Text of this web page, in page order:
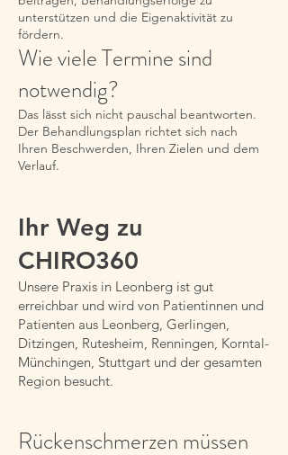
unterstützen und die Eigenaktivität zu
fördern.
Wie viele Termine sind
notwendig?
Das lässt sich nicht pauschal beantworten.
Der Behandlungsplan richtet sich nach
Ihren Beschwerden, Ihren Zielen und dem
Verlauf.
Ihr Weg zu
CHIRO360
Unsere Praxis in Leonberg ist gut
erreichbar und wird von Patientinnen und
Patienten aus Leonberg, Gerlingen,
Ditzingen, Rutesheim, Renningen, Korntal-
Münchingen, Stuttgart und der gesamten
Region besucht.
Rückenschmerzen müssen